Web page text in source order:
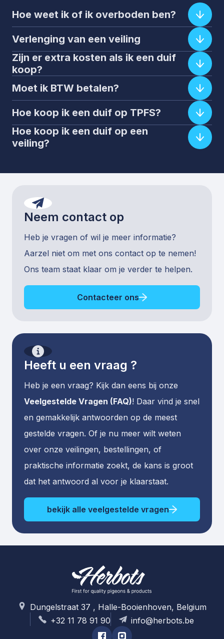
Hoe weet ik of ik overboden ben?
Verlenging van een veiling
Zijn er extra kosten als ik een duif
koop?
Moet ik BTW betalen?
Hoe koop ik een duif op TPFS?
Hoe koop ik een duif op een
veiling?
Neem contact op
Heb je vragen of wil je meer informatie?
Aarzel niet om met ons contact op te nemen!
Ons team staat klaar om je verder te helpen.
Contacteer ons
Heeft u een vraag ?
Heb je een vraag? Kijk dan eens bij onze
Veelgestelde Vragen (FAQ)! Daar vind je snel
en gemakkelijk antwoorden op de meest
gestelde vragen. Of je nu meer wilt weten
over onze veilingen, bestellingen, of
praktische informatie zoekt, de kans is groot
dat het antwoord al voor je klaarstaat.
bekijk alle veelgestelde vragen
Dungelstraat 37 , Halle-Booienhoven, Belgium
+32 11 78 91 90
info@herbots.be